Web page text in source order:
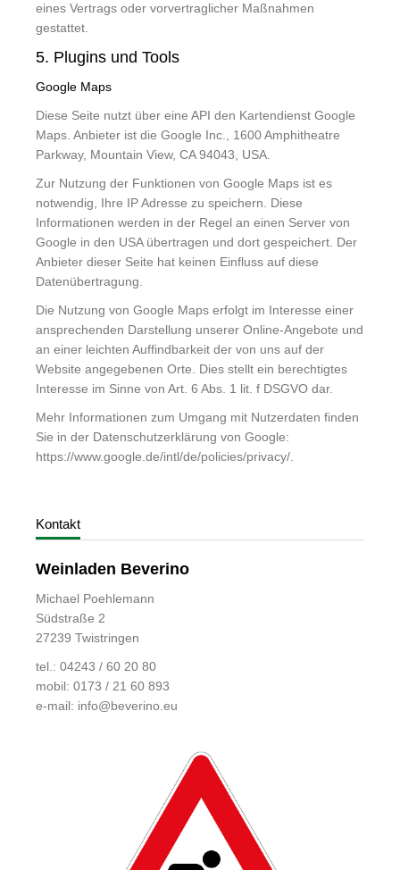
eines Vertrags oder vorvertraglicher Maßnahmen
gestattet.
5. Plugins und Tools
Google Maps
Diese Seite nutzt über eine API den Kartendienst Google
Maps. Anbieter ist die Google Inc., 1600 Amphitheatre
Parkway, Mountain View, CA 94043, USA.
Zur Nutzung der Funktionen von Google Maps ist es
notwendig, Ihre IP Adresse zu speichern. Diese
Informationen werden in der Regel an einen Server von
Google in den USA übertragen und dort gespeichert. Der
Anbieter dieser Seite hat keinen Einfluss auf diese
Datenübertragung.
Die Nutzung von Google Maps erfolgt im Interesse einer
ansprechenden Darstellung unserer Online-Angebote und
an einer leichten Auffindbarkeit der von uns auf der
Website angegebenen Orte. Dies stellt ein berechtigtes
Interesse im Sinne von Art. 6 Abs. 1 lit. f DSGVO dar.
Mehr Informationen zum Umgang mit Nutzerdaten finden
Sie in der Datenschutzerklärung von Google:
https://www.google.de/intl/de/policies/privacy/.
Kontakt
Weinladen Beverino
Michael Poehlemann
Südstraße 2
27239 Twistringen
tel.: 04243 / 60 20 80
mobil: 0173 / 21 60 893
e-mail: info@beverino.eu